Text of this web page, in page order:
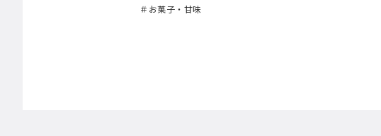
＃お菓子・甘味